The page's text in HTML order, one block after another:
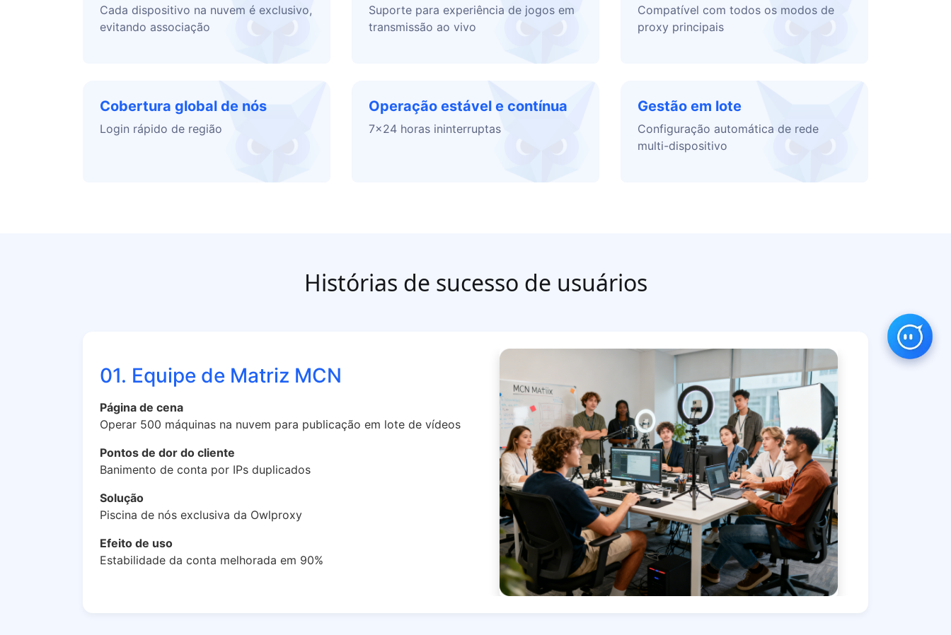
Cada dispositivo na nuvem é exclusivo,
evitando associação
Suporte para experiência de jogos em
transmissão ao vivo
Compatível com todos os modos de
proxy principais
Cobertura global de nós
Login rápido de região
Operação estável e contínua
7x24 horas ininterruptas
Gestão em lote
Configuração automática de rede
multi-dispositivo
Histórias de sucesso de usuários
01. Equipe de Matriz MCN
Página de cena
Operar 500 máquinas na nuvem para publicação em lote de vídeos
Pontos de dor do cliente
Banimento de conta por IPs duplicados
Solução
Piscina de nós exclusiva da Owlproxy
Efeito de uso
Estabilidade da conta melhorada em 90%